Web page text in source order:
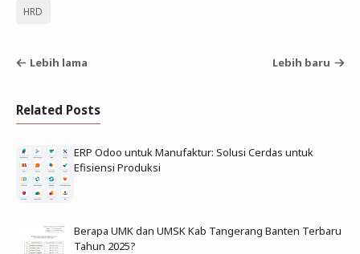
HRD
Lebih lama Lebih baru
Related Posts
ERP Odoo untuk Manufaktur: Solusi Cerdas untuk
Efisiensi Produksi
Berapa UMK dan UMSK Kab Tangerang Banten Terbaru
Tahun 2025?